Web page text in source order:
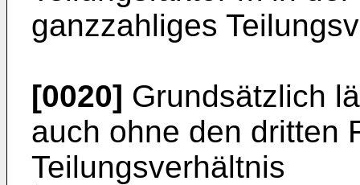
ganzzahliges
[0020] Grundsätzlich
auch ohne den dritten
Teilungsverhältnis